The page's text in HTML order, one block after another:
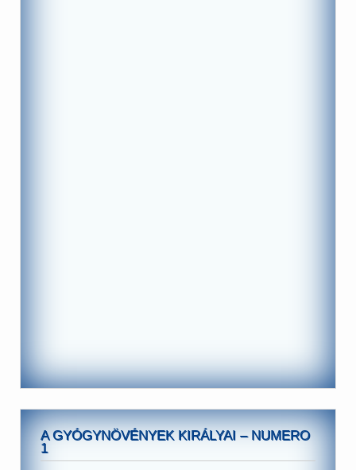
A GYÓGYNÖVÉNYEK KIRÁLYAI – NUMERO
1